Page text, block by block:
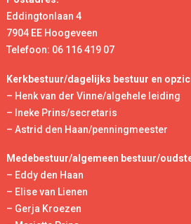
Eddingtonlaan 4
7904 EE Hoogeveen
Telefoon: 06 116 419 07
Kerkbestuur/dagelijks bestuur en
– Henk van der Vinne/algehele leiding
– Ineke Prins/secretaris
– Astrid den Haan/penningmeester
Medebestuur/algemeen bestuur/
– Eddy den Haan
– Elise van Lienen
– Gerja Kroezen